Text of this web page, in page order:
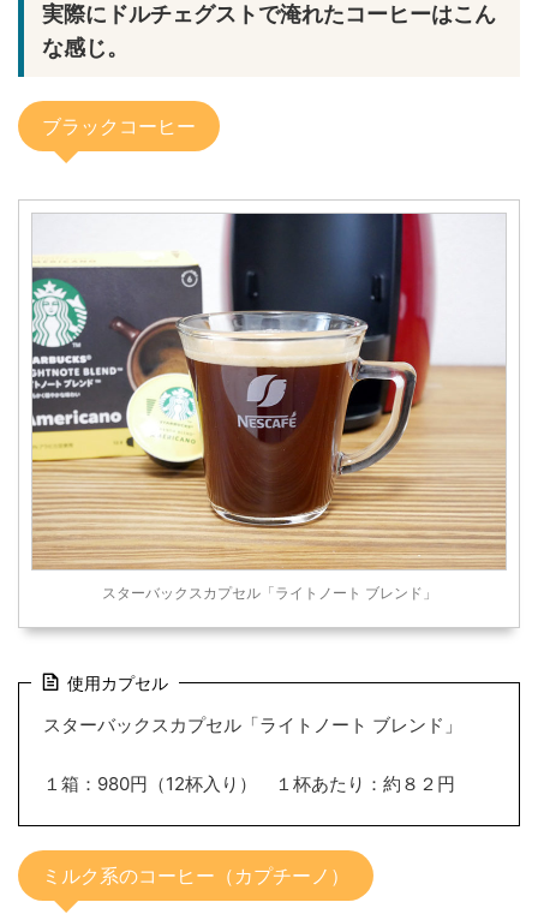
実際にドルチェグストで淹れたコーヒーはこん
な感じ。
ブラックコーヒー
スターバックスカプセル「ライトノート ブレンド」
使用カプセル
スターバックスカプセル「ライトノート ブレンド」
１箱：980円（12杯入り） １杯あたり：約８２円
ミルク系のコーヒー（カプチーノ）